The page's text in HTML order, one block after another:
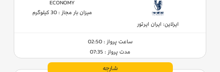
ایرلاین: ایران ایرتور
ECONOMY
میزان بار مجاز : 30 کیلوگرم
ساعت پرواز : 02:50
مدت پرواز : 07:35
شارجه